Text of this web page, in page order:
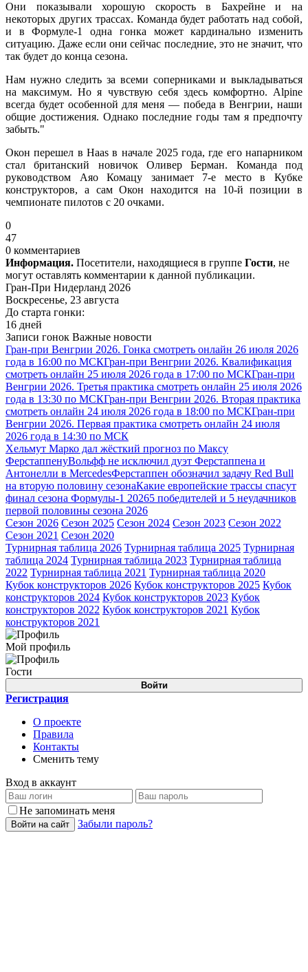
Они показывали хорошую скорость в Бахрейне и на
некоторых других трассах. Команда будет работать над собой,
и в Формуле-1 одна гонка может кардинально изменить
ситуацию. Даже если они сейчас последние, это не значит, что
так будет до конца сезона.
Нам нужно следить за всеми соперниками и выкладываться
на максимум. Но я чувствую себя здесь комфортно. Alpine
всегда будет особенной для меня — победа в Венгрии, наши
общие достижения. Однако последние годы там я предпочту
забыть."
Окон перешел в Haas в начале 2025 года, где его напарником
стал британский новичок Оливер Берман. Команда под
руководством Аяо Комацу занимает 7-е место в Кубке
конструкторов, а сам Окон находится на 10-й позиции в
чемпионате пилотов с 20 очками.
0
47
0 комментариев
Информация. Посетители, находящиеся в группе Гости, не
могут оставлять комментарии к данной публикации.
Гран-При Нидерланд 2026
Воскресенье, 23 августа
До старта гонки:
16 дней
Записи гонок Важные новости
Гран-при Венгрии 2026. Гонка смотреть онлайн 26 июля 2026
года в 16:00 по МСКГран-при Венгрии 2026. Квалификация
смотреть онлайн 25 июля 2026 года в 17:00 по МСКГран-при
Венгрии 2026. Третья практика смотреть онлайн 25 июля 2026
года в 13:30 по МСКГран-при Венгрии 2026. Вторая практика
смотреть онлайн 24 июля 2026 года в 18:00 по МСКГран-при
Венгрии 2026. Первая практика смотреть онлайн 24 июля
2026 года в 14:30 по МСК
Хельмут Марко дал жёсткий прогноз по Максу
ФерстаппенуВольфф не исключил дуэт Ферстаппена и
Антонелли в MercedesФерстаппен обозначил задачу Red Bull
на вторую половину сезонаКакие европейские трассы спасут
финал сезона Формулы-1 20265 победителей и 5 неудачников
первой половины сезона 2026
Сезон 2026 Сезон 2025 Сезон 2024 Сезон 2023 Сезон 2022
Сезон 2021 Сезон 2020
Турнирная таблица 2026 Турнирная таблица 2025 Турнирная
таблица 2024 Турнирная таблица 2023 Турнирная таблица
2022 Турнирная таблица 2021 Турнирная таблица 2020
Кубок конструкторов 2026 Кубок конструкторов 2025 Кубок
конструкторов 2024 Кубок конструкторов 2023 Кубок
конструкторов 2022 Кубок конструкторов 2021 Кубок
конструкторов 2021
Мой профиль
Гости
Войти
Регистрация
О проекте
Правила
Контакты
Сменить тему
Вход в аккаунт
Не запоминать меня
Войти на сайт Забыли пароль?